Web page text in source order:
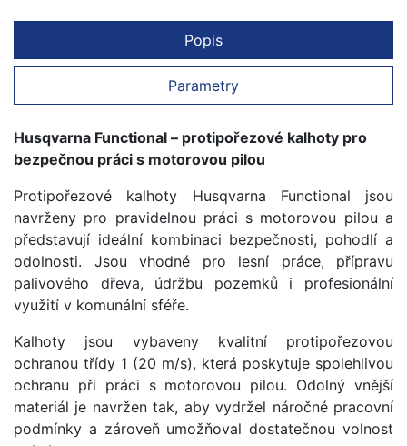
Popis
Parametry
Husqvarna Functional – protipořezové kalhoty pro
bezpečnou práci s motorovou pilou
Protipořezové kalhoty Husqvarna Functional jsou
navrženy pro pravidelnou práci s motorovou pilou a
představují ideální kombinaci bezpečnosti, pohodlí a
odolnosti. Jsou vhodné pro lesní práce, přípravu
palivového dřeva, údržbu pozemků i profesionální
využití v komunální sféře.
Kalhoty jsou vybaveny kvalitní protipořezovou
ochranou třídy 1 (20 m/s), která poskytuje spolehlivou
ochranu při práci s motorovou pilou. Odolný vnější
materiál je navržen tak, aby vydržel náročné pracovní
podmínky a zároveň umožňoval dostatečnou volnost